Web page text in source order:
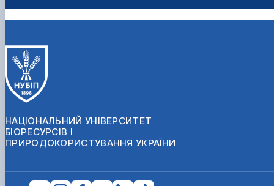
НАЦІОНАЛЬНИЙ УНІВЕРСИТЕТ
БІОРЕСУРСІВ І
ПРИРОДОКОРИСТУВАННЯ УКРАЇНИ